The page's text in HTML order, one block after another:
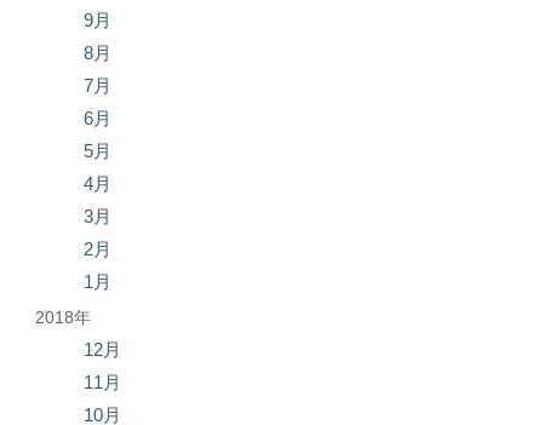
9月
8月
7月
6月
5月
4月
3月
2月
1月
2018年
12月
11月
10月